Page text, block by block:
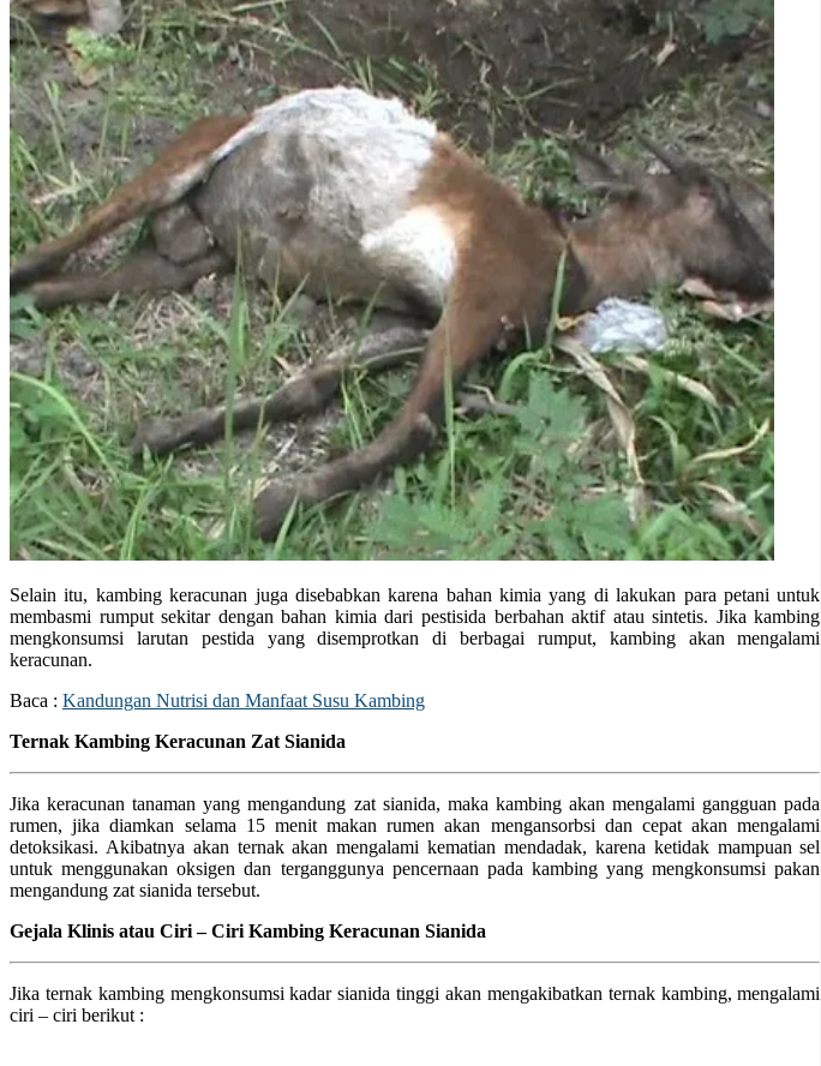
Selain itu, kambing keracunan juga disebabkan karena bahan kimia yang di lakukan para petani untuk
membasmi rumput sekitar dengan bahan kimia dari pestisida berbahan aktif atau sintetis. Jika kambing
mengkonsumsi larutan pestida yang disemprotkan di berbagai rumput, kambing akan mengalami
keracunan.
Baca : Kandungan Nutrisi dan Manfaat Susu Kambing
Ternak Kambing Keracunan Zat Sianida
Jika keracunan tanaman yang mengandung zat sianida, maka kambing akan mengalami gangguan pada
rumen, jika diamkan selama 15 menit makan rumen akan mengansorbsi dan cepat akan mengalami
detoksikasi. Akibatnya akan ternak akan mengalami kematian mendadak, karena ketidak mampuan sel
untuk menggunakan oksigen dan terganggunya pencernaan pada kambing yang mengkonsumsi pakan
mengandung zat sianida tersebut.
Gejala Klinis atau Ciri – Ciri Kambing Keracunan Sianida
Jika ternak kambing mengkonsumsi kadar sianida tinggi akan mengakibatkan ternak kambing, mengalami
ciri – ciri berikut :